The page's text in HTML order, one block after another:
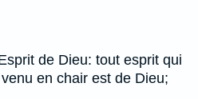
de Dieu: tout esprit qui
en chair est de Dieu;